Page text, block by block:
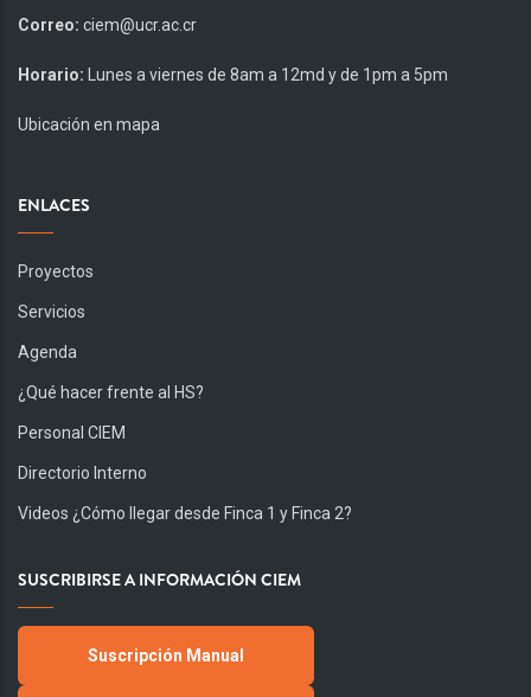
Correo: ciem@ucr.ac.cr
Horario: Lunes a viernes de 8am a 12md y de 1pm a 5pm
Ubicación en mapa
ENLACES
Proyectos
Servicios
Agenda
¿Qué hacer frente al HS?
Personal CIEM
Directorio Interno
Videos ¿Cómo llegar desde Finca 1 y Finca 2?
SUSCRIBIRSE A INFORMACIÓN CIEM
Suscripción Manual